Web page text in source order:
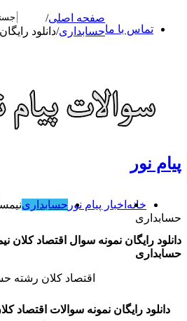
تماس با ما
پیام نور
خانه اخبار پیام نور حسابداری
صفحه اصلی/
حسابداری/دانلود
حسابداری
حسابداری
اقتصاد کلان رشته